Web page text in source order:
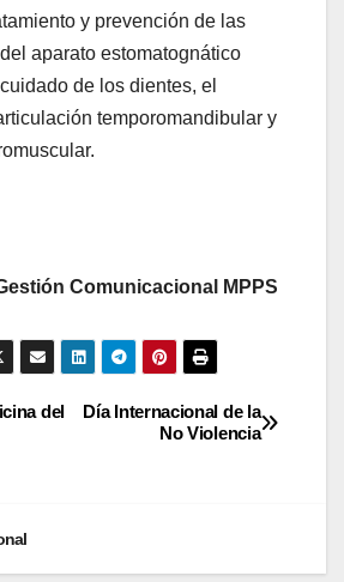
y prevención de las
aparato estomatognático
de los dientes, el
temporomandibular y
Comunicacional MPPS
Día Internacional de la
No Violencia
del